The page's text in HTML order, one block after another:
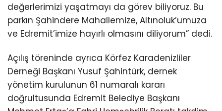
değerlerimizi yaşatmayı da görev biliyoruz. Bu
parkın Şahindere Mahallemize, Altınoluk’umuza
ve Edremit’imize hayırlı olmasını diliyorum” dedi.
Açılış töreninde ayrıca Körfez Karadenizliler
Derneği Başkanı Yusuf Şahintürk, dernek
yönetim kurulunun 61 numaralı kararı
doğrultusunda Edremit Belediye Başkanı